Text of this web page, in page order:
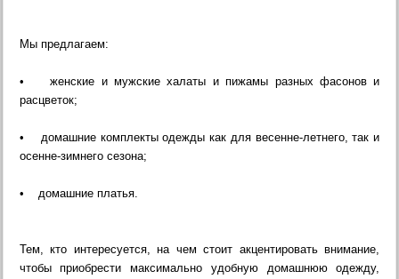
Мы предлагаем:
• женские и мужские халаты и пижамы разных фасонов и
расцветок;
• домашние комплекты одежды как для весенне-летнего, так и
осенне-зимнего сезона;
• домашние платья.
Тем, кто интересуется, на чем стоит акцентировать внимание,
чтобы приобрести максимально удобную домашнюю одежду,